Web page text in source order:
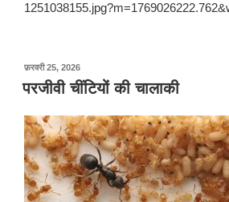
फ़रवरी 25, 2026पर
प्रकाशित
किया
परजीवी चींटियों की चालाकी